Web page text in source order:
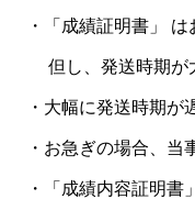
・「成績証明書」 は
但し、発送時期が大
・大幅に発送時期が
・お急ぎの場合、当
・「成績内容証明書